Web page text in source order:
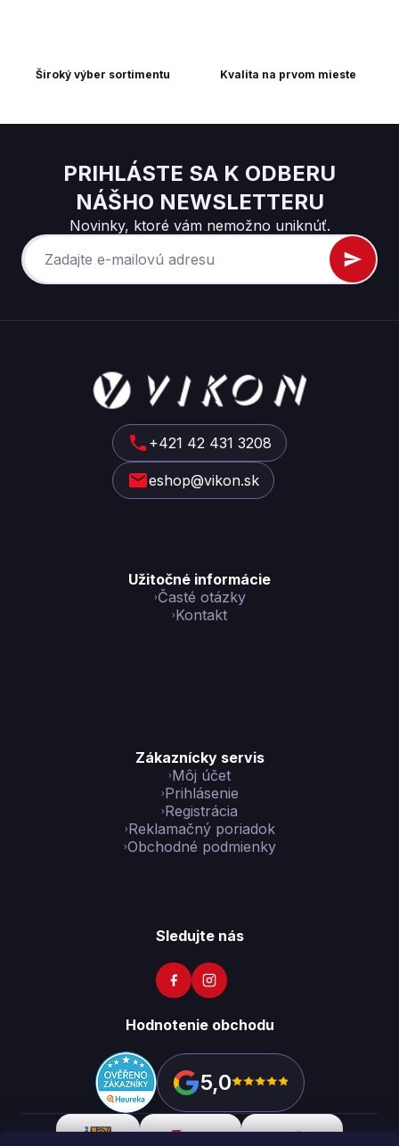
Kvalita na prvom mieste
Široký výber sortimentu
PRIHLÁSTE SA K ODBERU
NÁŠHO NEWSLETTERU
Novinky, ktoré vám nemožno uniknúť.
+421 42 431 3208
eshop@vikon.sk
Užitočné informácie
Časté otázky
Kontakt
Zákaznícky servis
Môj účet
Prihlásenie
Registrácia
Reklamačný poriadok
Obchodné podmienky
Sledujte nás
Hodnotenie obchodu
5,0